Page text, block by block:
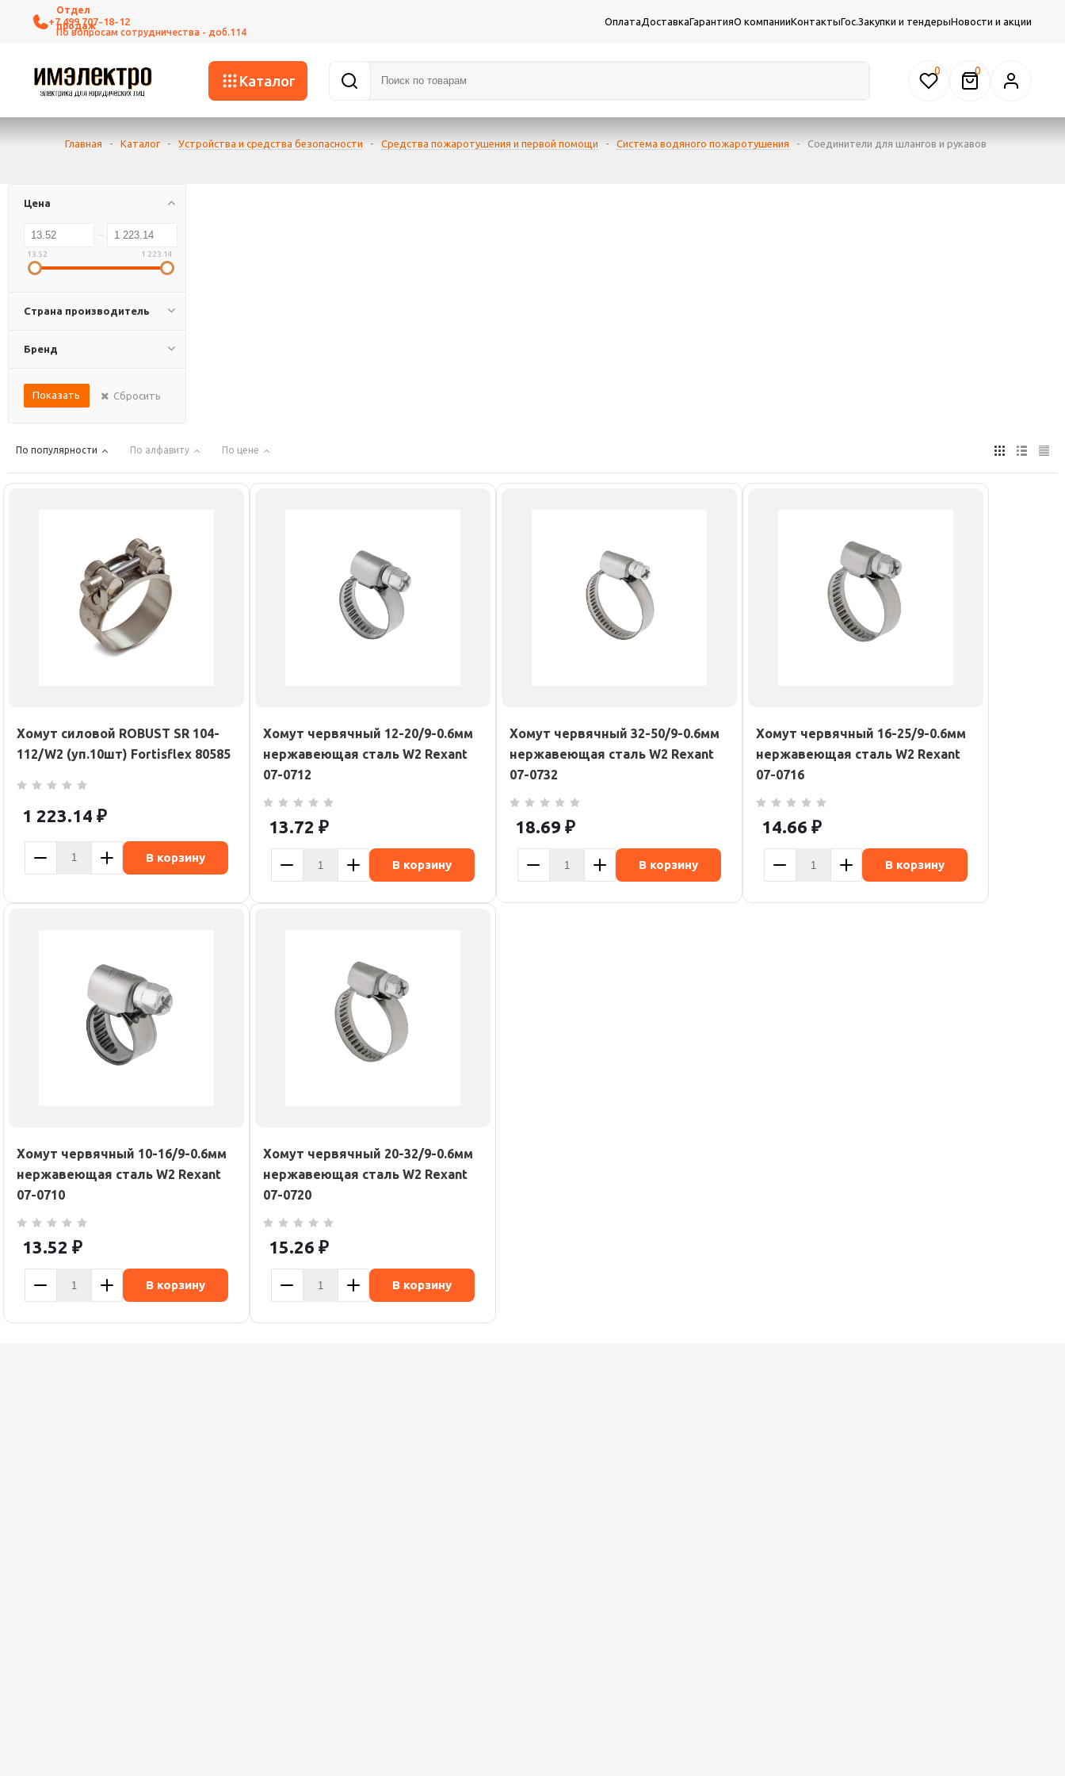
+7 499 707-18-12 ОплатаДоставкаГарантияО компанииКонтактыГос.Закупки и тендерыНовости и акции
Каталог
0
Главная - Каталог - Устройства и средства безопасности - Средства пожаротушения и первой помощи - Система водяного пожаротушения - Соединители для шлангов и рукавов
Цена
13.52 1 223.14
Страна производитель
Бренд
Показать Сбросить
По популярности По алфавиту По цене
Хомут силовой ROBUST SR 104-
112/W2 (уп.10шт) Fortisflex 80585
1 223.14 ₽
В корзину
Хомут червячный 12-20/9-0.6мм
нержавеющая сталь W2 Rexant
07-0712
13.72 ₽
В корзину
Хомут червячный 32-50/9-0.6мм
нержавеющая сталь W2 Rexant
07-0732
18.69 ₽
В корзину
Хомут червячный 16-25/9-0.6мм
нержавеющая сталь W2 Rexant
07-0716
14.66 ₽
В корзину
Хомут червячный 10-16/9-0.6мм
нержавеющая сталь W2 Rexant
07-0710
13.52 ₽
В корзину
Хомут червячный 20-32/9-0.6мм
нержавеющая сталь W2 Rexant
07-0720
15.26 ₽
В корзину